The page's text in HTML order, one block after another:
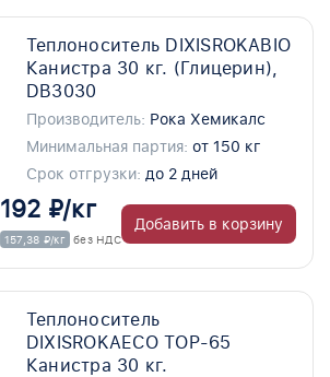
Теплоноситель DIXISROKABIO
Канистра 30 кг. (Глицерин),
DB3030
Производитель: Рока Хемикалс
Минимальная партия: от 150 кг
Срок отгрузки: до 2 дней
192 ₽/кг
157,38 ₽/кг без НДС
Добавить в корзину
Теплоноситель
DIXISROKAECO TOP-65
Канистра 30 кг.